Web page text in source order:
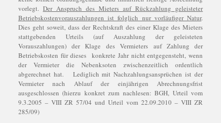
vorlegt. Der Anspruch des Mieters auf Rückzahlung geleisteter
Betriebskostenvorauszahlungen ist folglich nur vorläufiger Natur.
Dies geht soweit, dass der Rechtskraft des einer Klage des Mieters
stattgebenden Urteils (auf Auszahlung der geleisteten
Vorauszahlungen) der Klage des Vermieters auf Zahlung der
Betriebskosten für dieses konkrete Jahr nicht entgegensteht, wenn
der Vermieter die Nebenksoten zwischenzeitlich ordentlich
abgerechnet hat. Lediglich mit Nachzahlungsansprüchen ist der
Vermieter nach Ablauf der einjährigen Abrechnungsfrist
ausgeschlossen (hierzu konkret zum nachlesen: BGH, Urteil vom
9.3.2005 – VIII ZR 57/04 und Urteil vom 22.09.2010 – VIII ZR
285/09)